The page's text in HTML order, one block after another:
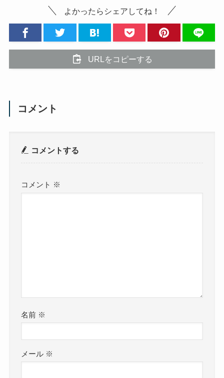
よかったらシェアしてね！
URLをコピーする
コメント
コメントする
コメント ※
名前 ※
メール ※